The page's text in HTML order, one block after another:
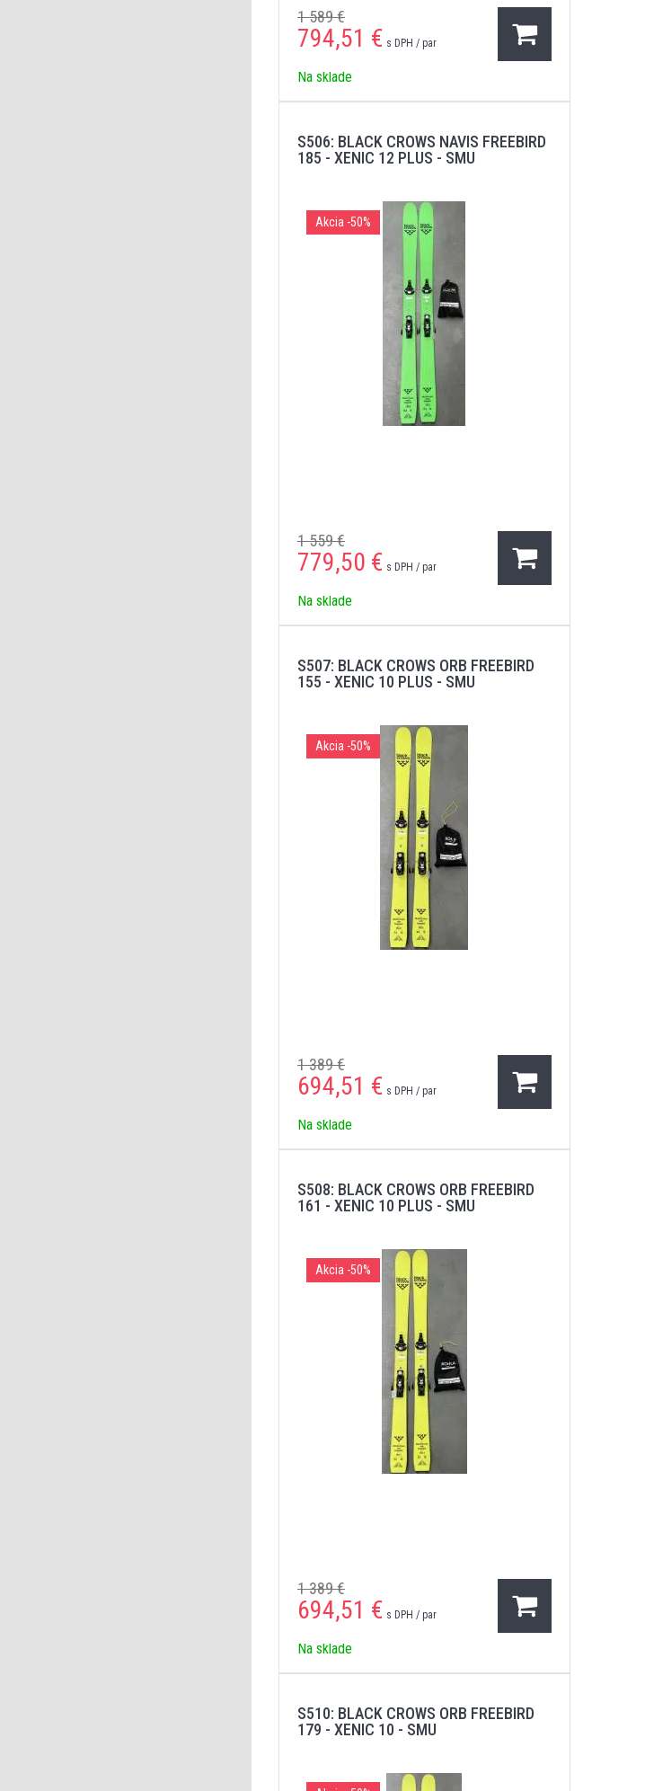
1 589 €
794,51 € s DPH / par
Na sklade
S506: BLACK CROWS NAVIS FREEBIRD
185 - XENIC 12 PLUS - SMU
Akcia -50%
1 559 €
779,50 € s DPH / par
Na sklade
S507: BLACK CROWS ORB FREEBIRD
155 - XENIC 10 PLUS - SMU
Akcia -50%
1 389 €
694,51 € s DPH / par
Na sklade
S508: BLACK CROWS ORB FREEBIRD
161 - XENIC 10 PLUS - SMU
Akcia -50%
1 389 €
694,51 € s DPH / par
Na sklade
S510: BLACK CROWS ORB FREEBIRD
179 - XENIC 10 - SMU